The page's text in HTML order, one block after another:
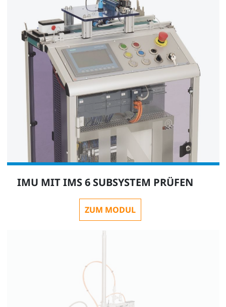
IMU MIT IMS 6 SUBSYSTEM PRÜFEN
ZUM MODUL